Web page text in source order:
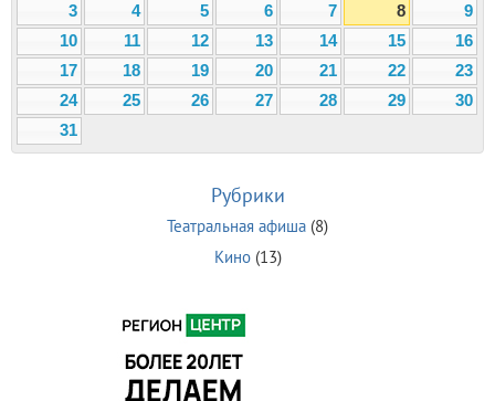
3
4 5 6 7 8
9
10
11 12 13 14 15
16
17
18 19 20 21 22
23
24
25 26 27 28 29
30
31
Рубрики
Театральная афиша (8)
Кино(13)